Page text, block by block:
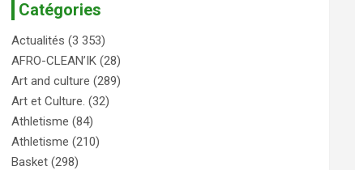
Catégories
Actualités (3 353)
AFRO-CLEAN’IK (28)
Art and culture (289)
Art et Culture. (32)
Athletisme (84)
Athletisme (210)
Basket (298)